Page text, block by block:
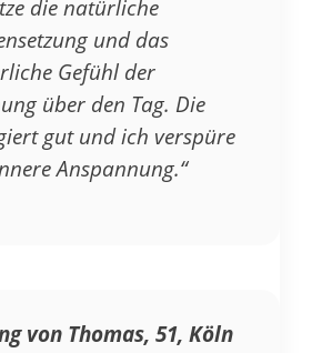
die natürliche
und das
Gefühl der
über den Tag. Die
gut und ich verspüre
Anspannung.“
von Thomas, 51, Köln